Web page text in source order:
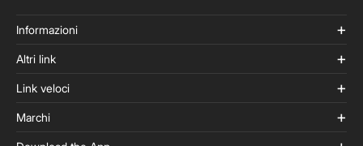
Informazioni
Altri link
Link veloci
Marchi